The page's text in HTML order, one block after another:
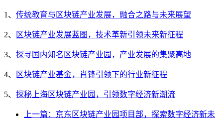
1、 传统教育与区块链产业发展，融合之路与未来展望
2、 区块链产业发展蓝图，技术革新引领未来新征程
3、 探寻国内知名区块链产业园，产业发展的集聚高地
4、 区块链产业基金，肖锋引领下的行业新征程
5、 探秘上海区块链产业园，引领数字经济新潮流
上一篇：京东区块链产业园项目部，探索数字经济新未